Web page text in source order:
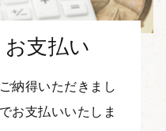
お支払い
納得いただきまし
お支払いいたしま